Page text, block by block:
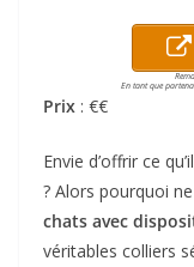
En tant que
Prix : €€
Envie d’offrir ce
? Alors pourquoi
chats avec
véritables colliers